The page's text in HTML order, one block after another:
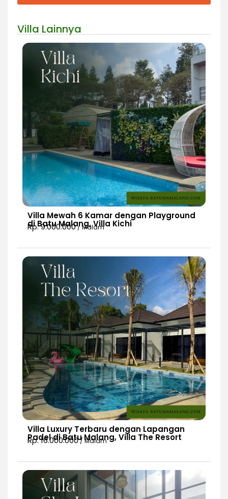
Villa Lainnya
Villa Mewah 6 Kamar dengan Playground
di Batu Malang, Villa Kichi
Rp. 9.000.000/ Malam
Villa Luxury Terbaru dengan Lapangan
Padel di Batu Malang, Villa The Resort
Rp. 16.000.000/ Malam